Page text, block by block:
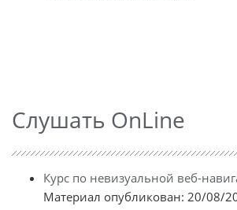
Слушать OnLine
Курс по невизуальной веб-
Материал опубликован: 20/08/